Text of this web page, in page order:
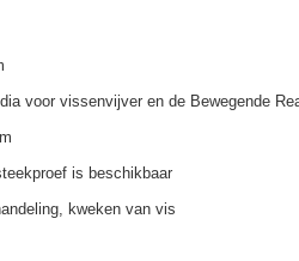
voor vissenvijver en de Bewegende
is beschikbaar
kweken van vis